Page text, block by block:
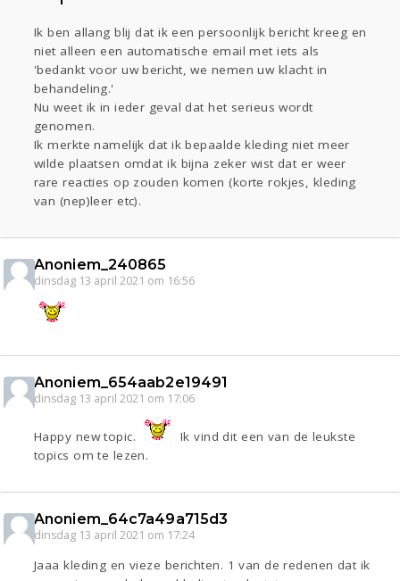
Ik ben allang blij dat ik een persoonlijk bericht kreeg en
niet alleen een automatische email met iets als
'bedankt voor uw bericht, we nemen uw klacht in
behandeling.'
Nu weet ik in ieder geval dat het serieus wordt
genomen.
Ik merkte namelijk dat ik bepaalde kleding niet meer
wilde plaatsen omdat ik bijna zeker wist dat er weer
rare reacties op zouden komen (korte rokjes, kleding
van (nep)leer etc).
Anoniem_240865
dinsdag 13 april 2021 om 16:56
Anoniem_654aab2e19491
dinsdag 13 april 2021 om 17:06
Happy new topic.
Ik vind dit een van de leukste
topics om te lezen.
Anoniem_64c7a49a715d3
dinsdag 13 april 2021 om 17:24
Jaaa kleding en vieze berichten. 1 van de redenen dat ik